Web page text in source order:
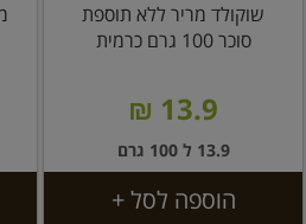
שוקולד מריר ללא תוספת
סוכר 100 גרם כרמית
13.9 ₪
13.9 ל 100 גרם
הוספה לסל +